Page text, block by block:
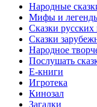
Народные
Мифы и
Сказки русских
Сказки
Народное
Послушать
Е-книги
Игротека
Кинозал
Загадки